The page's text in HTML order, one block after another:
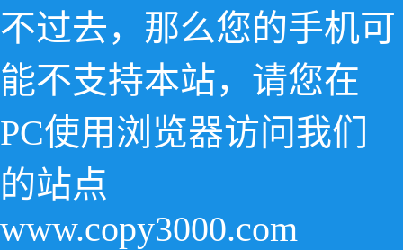
不过去，那么您的手机可
能不支持本站，请您在
PC使用浏览器访问我们
的站点
www.copy3000.com